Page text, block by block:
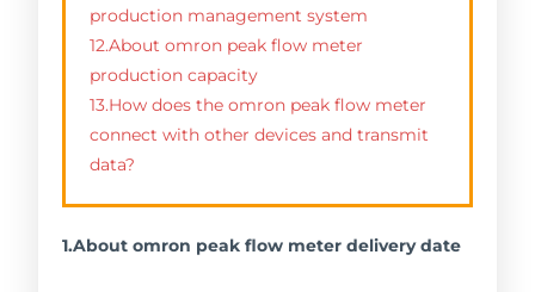
production management system
12.About omron peak flow meter
production capacity
13.How does the omron peak flow meter
connect with other devices and transmit
data?
1.About omron peak flow meter delivery date